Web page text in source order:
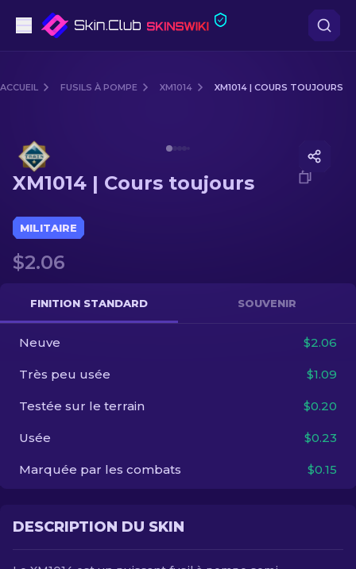
Fusils de Précision
Couteaux
Gants
Caisses
Autre
ACCUEIL FUSILS À POMPE XM1014 XM1014 | COURS TOUJOURS
XM1014 | Cours toujours
MILITAIRE
$2.06
FINITION STANDARD SOUVENIR
Neuve $2.06
Très peu usée $1.09
Testée sur le terrain $0.20
Usée $0.23
Marquée par les combats $0.15
DESCRIPTION DU SKIN